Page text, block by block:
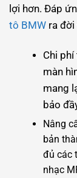
lợi hơn. Đáp
tô BMW ra
Chi
màn
mang
bảo
Nâng
bản
đủ các
nhạc